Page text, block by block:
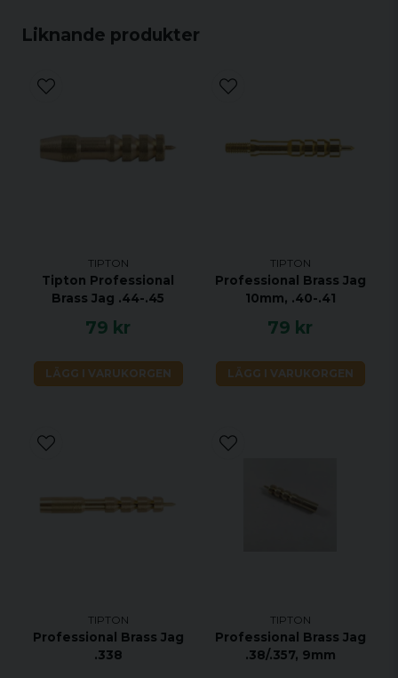
Liknande produkter
TIPTON
Tipton Professional
Brass Jag .44-.45
79 kr
LÄGG I VARUKORGEN
TIPTON
Professional Brass Jag
10mm, .40-.41
79 kr
LÄGG I VARUKORGEN
TIPTON
Professional Brass Jag
.338
TIPTON
Professional Brass Jag
.38/.357, 9mm